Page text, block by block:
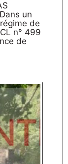
un
de
n° 499
de